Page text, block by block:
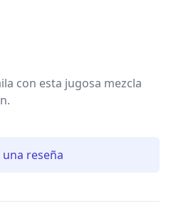
con esta jugosa mezcla
reseña